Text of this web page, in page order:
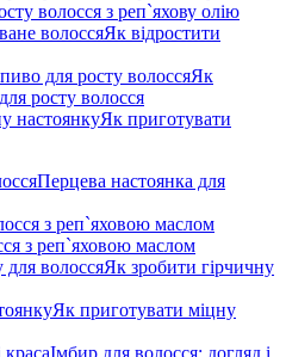
волосся з реп`яхову олію
Як відростити
Як
росту волосся
Як приготувати
Перцева настоянка для
з реп`яховою маслом
Як зробити гірчичну
Як приготувати міцну